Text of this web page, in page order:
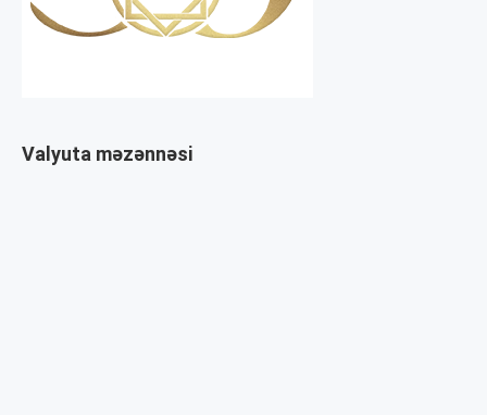
Valyuta məzənnəsi